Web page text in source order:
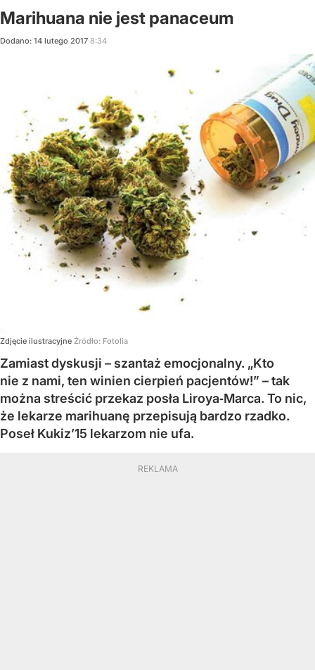
Marihuana nie jest panaceum
Dodano: 14 lutego 2017 8:34
Zdjęcie ilustracyjne Źródło: Fotolia
Zamiast dyskusji – szantaż emocjonalny. „Kto
nie z nami, ten winien cierpień pacjentów!” – tak
można streścić przekaz posła Liroya‑Marca. To nic,
że lekarze marihuanę przepisują bardzo rzadko.
Poseł Kukiz’15 lekarzom nie ufa.